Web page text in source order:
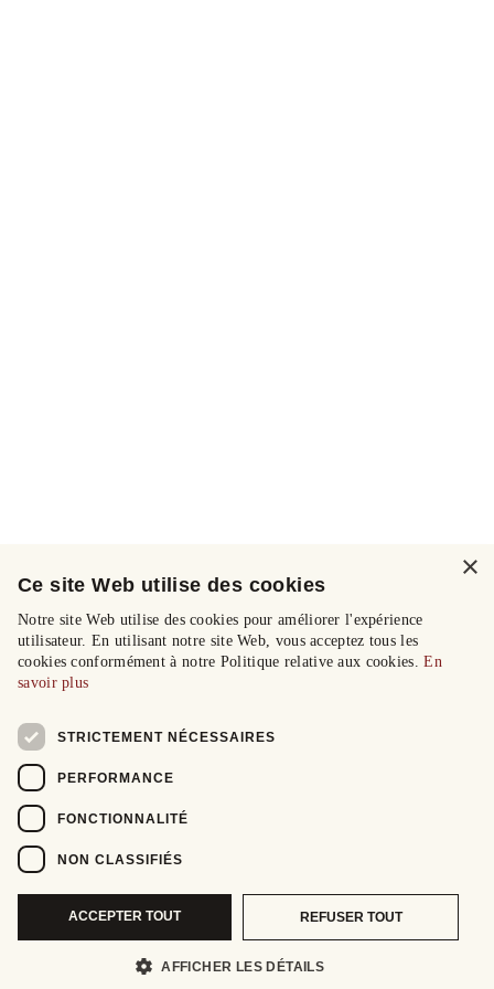
×
Ce site Web utilise des cookies
Notre site Web utilise des cookies pour améliorer l'expérience
utilisateur. En utilisant notre site Web, vous acceptez tous les
cookies conformément à notre Politique relative aux cookies.En
savoir plus
STRICTEMENT NÉCESSAIRES
PERFORMANCE
FONCTIONNALITÉ
NON CLASSIFIÉS
ACCEPTER TOUT REFUSER TOUT
AFFICHER LES DÉTAILS